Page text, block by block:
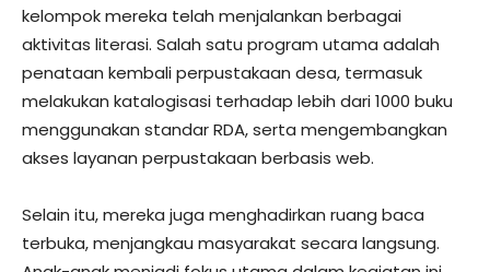
kelompok mereka telah menjalankan berbagai
aktivitas literasi. Salah satu program utama adalah
penataan kembali perpustakaan desa, termasuk
melakukan katalogisasi terhadap lebih dari 1000 buku
menggunakan standar RDA, serta mengembangkan
akses layanan perpustakaan berbasis web.
Selain itu, mereka juga menghadirkan ruang baca
terbuka, menjangkau masyarakat secara langsung.